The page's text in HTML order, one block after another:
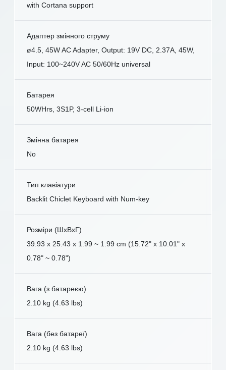
with Cortana support
Адаптер змінного струму
ø4.5, 45W AC Adapter, Output: 19V DC, 2.37A, 45W,
Input: 100~240V AC 50/60Hz universal
Батарея
50WHrs, 3S1P, 3-cell Li-ion
Змінна батарея
No
Тип клавіатури
Backlit Chiclet Keyboard with Num-key
Розміри (ШxВxГ)
39.93 x 25.43 x 1.99 ~ 1.99 cm (15.72" x 10.01" x
0.78" ~ 0.78")
Вага (з батареєю)
2.10 kg (4.63 lbs)
Вага (без батареї)
2.10 kg (4.63 lbs)